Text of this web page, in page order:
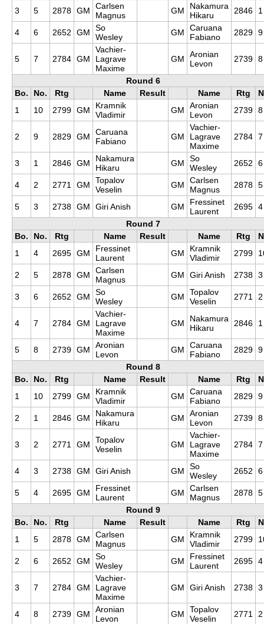
3 5 2878 GM
Carlsen
Magnus
GM
Nakamura
Hikaru
2846 1
4 6 2652 GM
So
Wesley
GM
Caruana
Fabiano
2829 9
5 7 2784 GM
Vachier-
Lagrave
Maxime
GM
Aronian
Levon
2739 8
Round 6
Bo.
No. Rtg Name Result Name Rtg
1
10 2799 GM
Kramnik
Vladimir
GM
Aronian
Levon
2739 8
2 9 2829 GM
Caruana
Fabiano
GM
Vachier-
Lagrave
Maxime
2784 7
3 1 2846 GM
Nakamura
Hikaru
GM
So
Wesley
2652 6
4 2 2771 GM
Topalov
Veselin
GM
Carlsen
Magnus
2878 5
5 3 2738 GM Giri Anish GM
Fressinet
Laurent
2695 4
Round 7
Bo.
No. Rtg Name Result Name Rtg
1
4 2695 GM
Fressinet
Laurent
GM
Kramnik
Vladimir
2799
2 5 2878 GM
Carlsen
Magnus
GM Giri Anish 2738 3
3 6 2652 GM
So
Wesley
GM
Topalov
Veselin
2771 2
4 7 2784 GM
Vachier-
Lagrave
Maxime
GM
Nakamura
Hikaru
2846 1
5 8 2739 GM
Aronian
Levon
GM
Caruana
Fabiano
2829 9
Round 8
Bo.
No. Rtg Name Result Name Rtg
1
10 2799 GM
Kramnik
Vladimir
GM
Caruana
Fabiano
2829 9
2 1 2846 GM
Nakamura
Hikaru
GM
Aronian
Levon
2739 8
3 2 2771 GM
Topalov
Veselin
GM
Vachier-
Lagrave
Maxime
2784 7
4 3 2738 GM Giri Anish GM
So
Wesley
2652 6
5 4 2695 GM
Fressinet
Laurent
GM
Carlsen
Magnus
2878 5
Round 9
Bo.
No. Rtg Name Result Name Rtg
1
5 2878 GM
Carlsen
Magnus
GM
Kramnik
Vladimir
2799
2 6 2652 GM
So
Wesley
GM
Fressinet
Laurent
2695 4
3 7 2784 GM
Vachier-
Lagrave
Maxime
GM Giri Anish 2738 3
4 8 2739 GM
Aronian
Levon
GM
Topalov
Veselin
2771 2